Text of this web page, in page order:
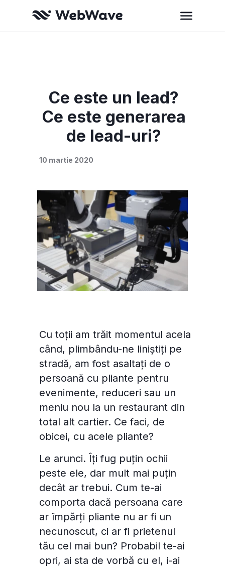
Ce este un lead?
Ce este generarea
de lead-uri?
10 martie 2020
Cu toții am trăit momentul acela
când, plimbându-ne liniștiți pe
stradă, am fost asaltați de o
persoană cu pliante pentru
evenimente, reduceri sau un
meniu nou la un restaurant din
total alt cartier. Ce faci, de
obicei, cu acele pliante?
Le arunci. Îți fug puțin ochii
peste ele, dar mult mai puțin
decât ar trebui. Cum te-ai
comporta dacă persoana care
ar împărți pliante nu ar fi un
necunoscut, ci ar fi prietenul
tău cel mai bun? Probabil te-ai
opri, ai sta de vorbă cu el, i-ai